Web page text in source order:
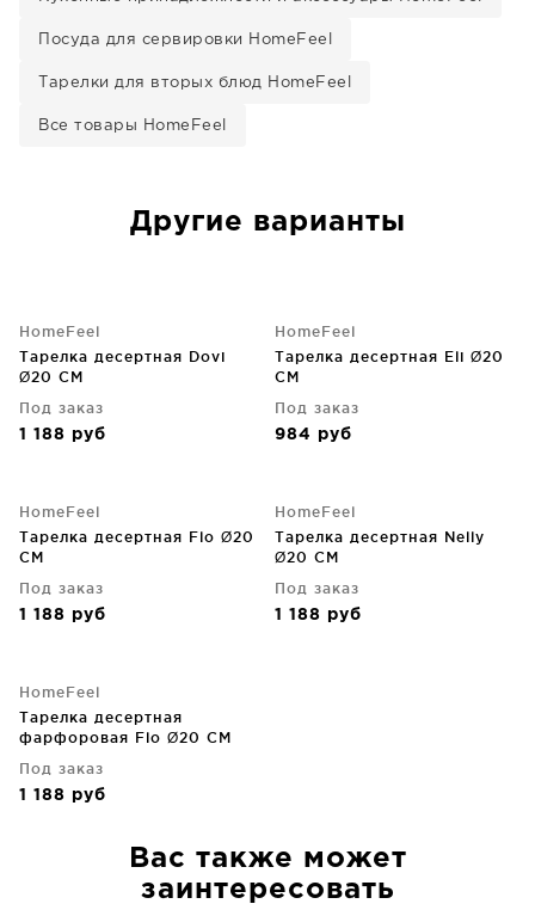
Посуда для сервировки HomeFeel
Тарелки для вторых блюд HomeFeel
Все товары HomeFeel
Другие варианты
HomeFeel
Тарелка десертная Dovi
Ø20 CM
Под заказ
1 188 руб
HomeFeel
Тарелка десертная Eli Ø20
CM
Под заказ
984 руб
HomeFeel
Тарелка десертная Flo Ø20
CM
Под заказ
1 188 руб
HomeFeel
Тарелка десертная Nelly
Ø20 CM
Под заказ
1 188 руб
HomeFeel
Тарелка десертная
фарфоровая Flo Ø20 CM
Под заказ
1 188 руб
Вас также может
заинтересовать